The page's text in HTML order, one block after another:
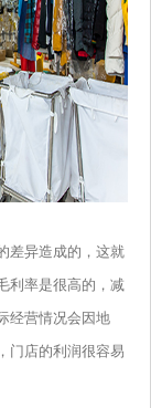
异造成的，这就
利率是很高的，减
经营情况会因地
门店的利润很容易